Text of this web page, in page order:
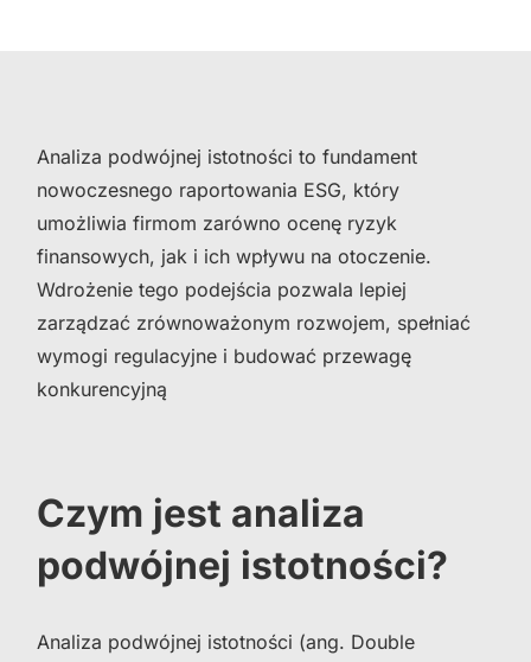
Analiza podwójnej istotności to fundament
nowoczesnego raportowania ESG, który
umożliwia firmom zarówno ocenę ryzyk
finansowych, jak i ich wpływu na otoczenie.
Wdrożenie tego podejścia pozwala lepiej
zarządzać zrównoważonym rozwojem, spełniać
wymogi regulacyjne i budować przewagę
konkurencyjną
Czym jest analiza
podwójnej istotności?
Analiza podwójnej istotności (ang. Double